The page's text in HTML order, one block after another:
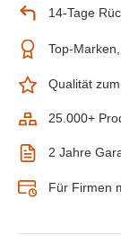
14-Tage
Top-
Qualität
25.000+
2 Jahre
Für Firmen